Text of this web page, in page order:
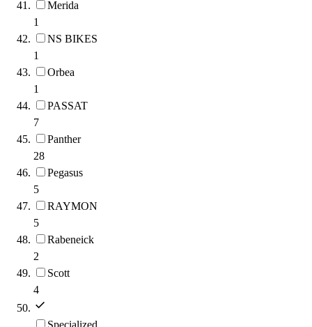
Merida
1
NS BIKES
1
Orbea
1
PASSAT
7
Panther
28
Pegasus
5
RAYMON
5
Rabeneick
2
Scott
4
Specialized